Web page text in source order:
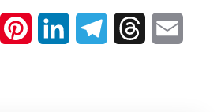
WhatsAppPinterest LinkedIn TelegramThreads